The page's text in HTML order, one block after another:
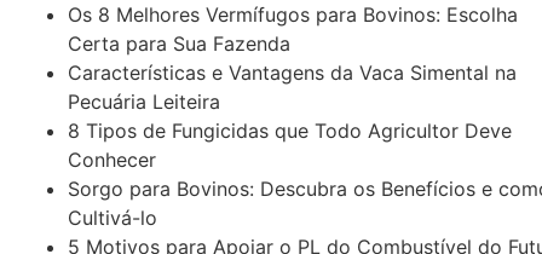
Os 8 Melhores Vermífugos para Bovinos: Escolha
Certa para Sua Fazenda
Características e Vantagens da Vaca Simental na
Pecuária Leiteira
8 Tipos de Fungicidas que Todo Agricultor Deve
Conhecer
Sorgo para Bovinos: Descubra os Benefícios e
Cultivá-lo
5 Motivos para Apoiar o PL do Combustível do